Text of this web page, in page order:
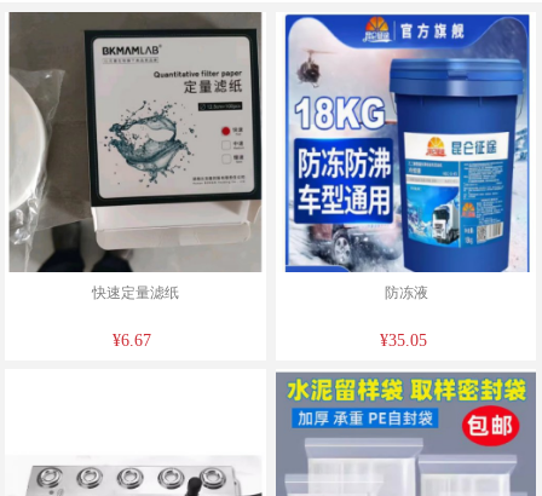
快速定量滤纸
¥6.67
防冻液
¥35.05